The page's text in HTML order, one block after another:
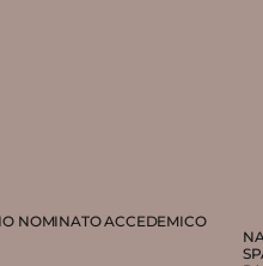
NOMINATO ACCEDEMICO